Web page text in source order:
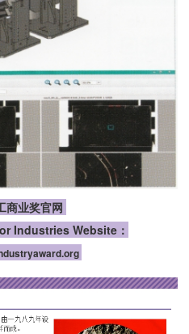
商业奖官网
Industries Website ：